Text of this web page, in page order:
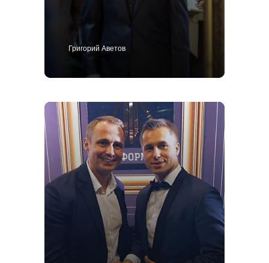
Григорий Аветов
+7 495 414-25-57
Позвоните мне